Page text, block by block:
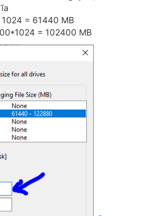
= 61440 MB
= 102400 MB